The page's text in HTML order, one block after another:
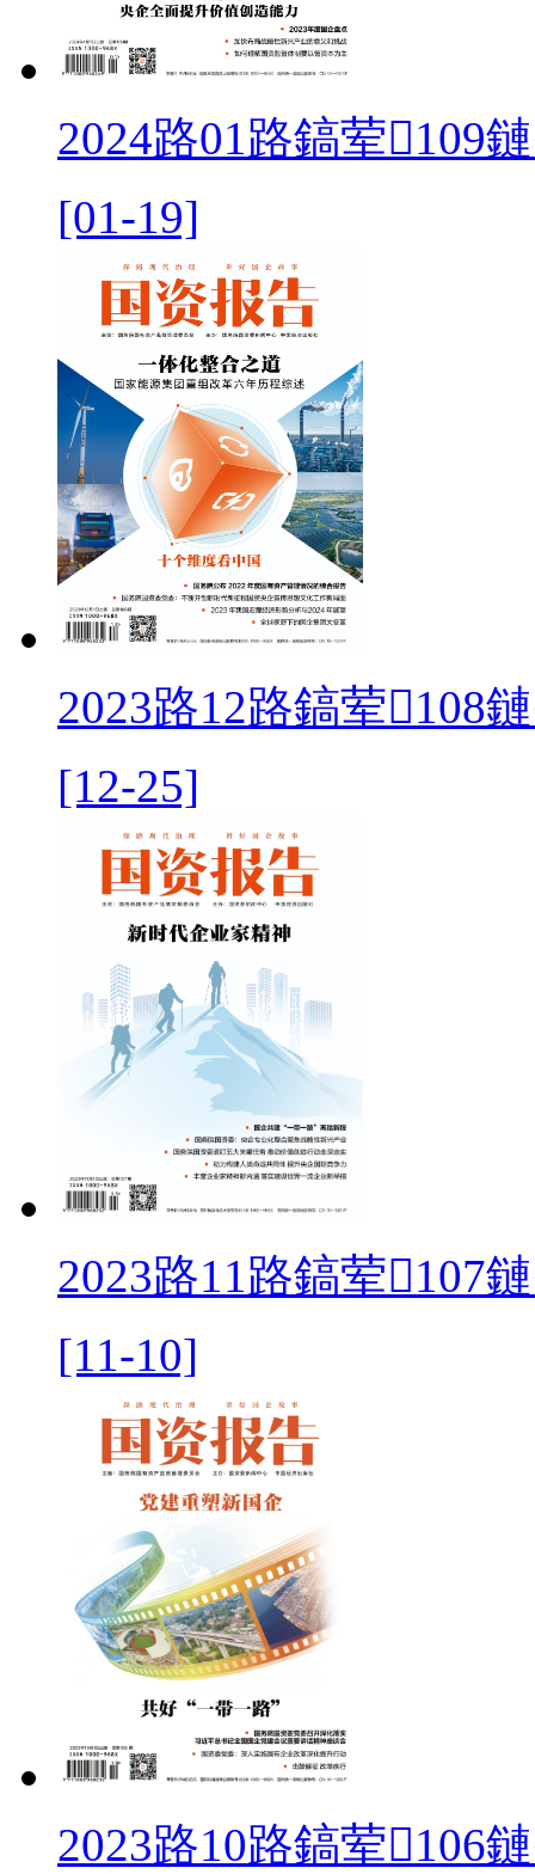
2024路01路鎬荤109
[01-19]
2023路12路鎬荤108
[12-25]
2023路11路鎬荤107
[11-10]
2023路10路鎬荤106